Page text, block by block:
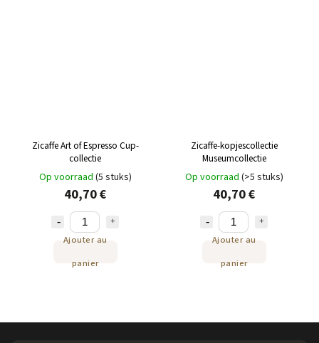
Zicaffe Art of Espresso Cup-
collectie
Op voorraad (5 stuks)
40,70 €
Ajouter au
panier
Zicaffe-kopjescollectie
Museumcollectie
Op voorraad (>5 stuks)
40,70 €
Ajouter au
panier